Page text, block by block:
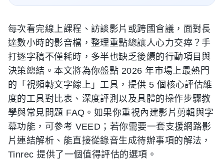
每次看完線上課程、訪談影片或跨國會議，面對長
達數小時的影音檔，整理重點總讓人心力交瘁？手
打逐字稿不僅耗時，多半也缺乏後續的行動項目與
決策總結。本文將為你盤點 2026 年市場上最熱門
的「視頻轉文字線上」工具，提供 5 個核心評估維
度的工具對比表、深度評測以及具體的操作步驟教
學與常見問題 FAQ。如果你重視內建影片剪輯與字
幕功能，可參考 VEED；若你需要一套支援網路影
片連結解析、能直接從錄音生成待辦事項的解法，
Tinrec 提供了一個值得評估的選項。